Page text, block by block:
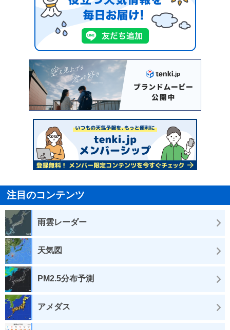
注目のコンテンツ
雨雲レーダー
天気図
PM2.5分布予測
アメダス